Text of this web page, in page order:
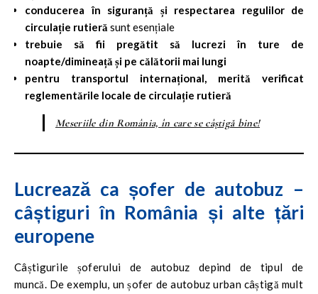
conducerea în siguranță și respectarea regulilor de
circulație rutieră sunt esențiale
trebuie să fii pregătit să lucrezi în ture de
noapte/dimineață și pe călătorii mai lungi
pentru transportul internațional, merită verificat
reglementările locale de circulație rutieră
Meseriile din România, în care se câștigă bine!
Lucrează ca șofer de autobuz –
câștiguri în România și alte țări
europene
Câștigurile șoferului de autobuz depind de tipul de
muncă. De exemplu, un șofer de autobuz urban câștigă mult